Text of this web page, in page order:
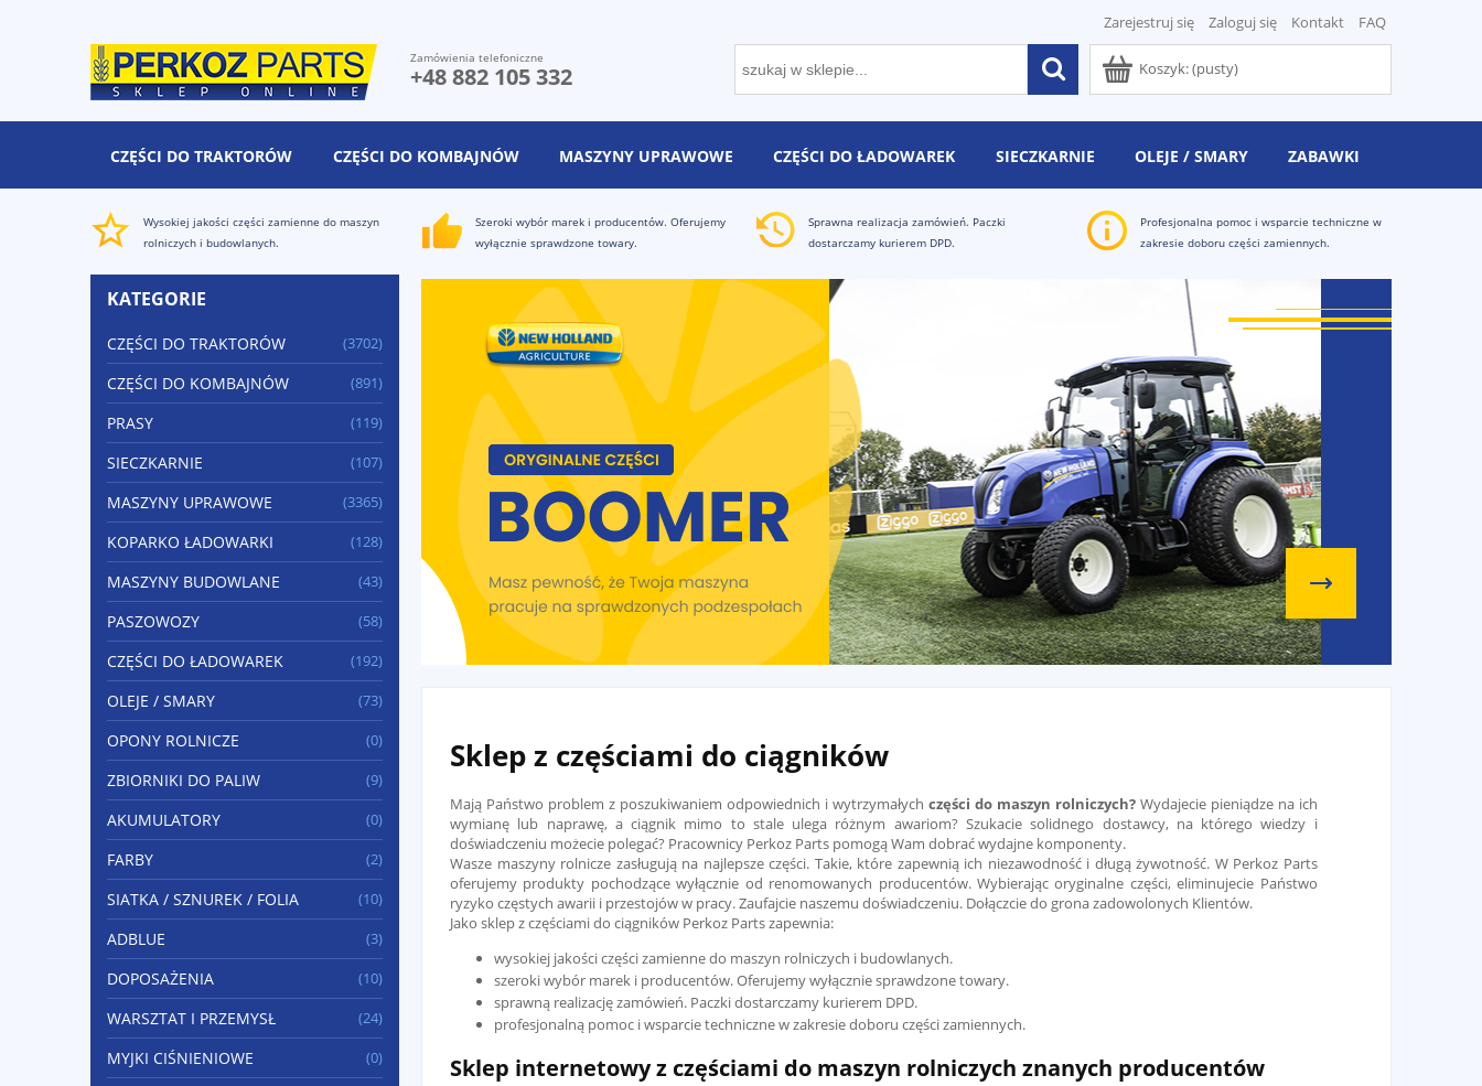
Zarejestruj się Zaloguj się Kontakt FAQ
Koszyk:(pusty)
Zamówienia telefoniczne
+48 882 105 332
CZĘŚCI DO TRAKTORÓW CZĘŚCI DO KOMBAJNÓW MASZYNY UPRAWOWE CZĘŚCI DO ŁADOWAREK SIECZKARNIE OLEJE / SMARY ZABAWKI
Wysokiej jakości części zamienne do maszyn
rolniczych i budowlanych.
Szeroki wybór marek i producentów. Oferujemy
wyłącznie sprawdzone towary.
Sprawna realizacja zamówień. Paczki
dostarczamy kurierem DPD.
Profesjonalna pomoc i wsparcie techniczne w
zakresie doboru części zamiennych.
KATEGORIE
CZĘŚCI DO TRAKTORÓW (3702)
CZĘŚCI DO KOMBAJNÓW (891)
PRASY (119)
SIECZKARNIE (107)
MASZYNY UPRAWOWE (3365)
KOPARKO ŁADOWARKI (128)
MASZYNY BUDOWLANE (43)
PASZOWOZY (58)
CZĘŚCI DO ŁADOWAREK (192)
OLEJE / SMARY (73)
OPONY ROLNICZE (0)
ZBIORNIKI DO PALIW (9)
AKUMULATORY (0)
FARBY (2)
SIATKA / SZNUREK / FOLIA (10)
ADBLUE (3)
DOPOSAŻENIA (10)
WARSZTAT I PRZEMYSŁ (24)
MYJKI CIŚNIENIOWE (0)
Sklep z częściami do ciągników
Mają Państwo problem z poszukiwaniem odpowiednich i wytrzymałych części do maszyn rolniczych? Wydajecie pieniądze na ich
wymianę lub naprawę, a ciągnik mimo to stale ulega różnym awariom? Szukacie solidnego dostawcy, na którego wiedzy i
doświadczeniu możecie polegać? Pracownicy Perkoz Parts pomogą Wam dobrać wydajne komponenty.
Wasze maszyny rolnicze zasługują na najlepsze części. Takie, które zapewnią ich niezawodność i długą żywotność. W Perkoz Parts
oferujemy produkty pochodzące wyłącznie od renomowanych producentów. Wybierając oryginalne części, eliminujecie Państwo
ryzyko częstych awarii i przestojów w pracy. Zaufajcie naszemu doświadczeniu. Dołączcie do grona zadowolonych Klientów.
Jako sklep z częściami do ciągników Perkoz Parts zapewnia:
wysokiej jakości części zamienne do maszyn rolniczych i budowlanych.
szeroki wybór marek i producentów. Oferujemy wyłącznie sprawdzone towary.
sprawną realizację zamówień. Paczki dostarczamy kurierem DPD.
profesjonalną pomoc i wsparcie techniczne w zakresie doboru części zamiennych.
Sklep internetowy z częściami do maszyn rolniczych znanych producentów